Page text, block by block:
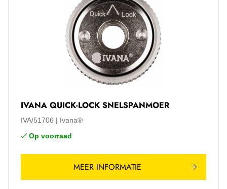
IVANA QUICK-LOCK SNELSPANMOER
IVA/51706
Ivana®
Op voorraad
MEER INFORMATIE